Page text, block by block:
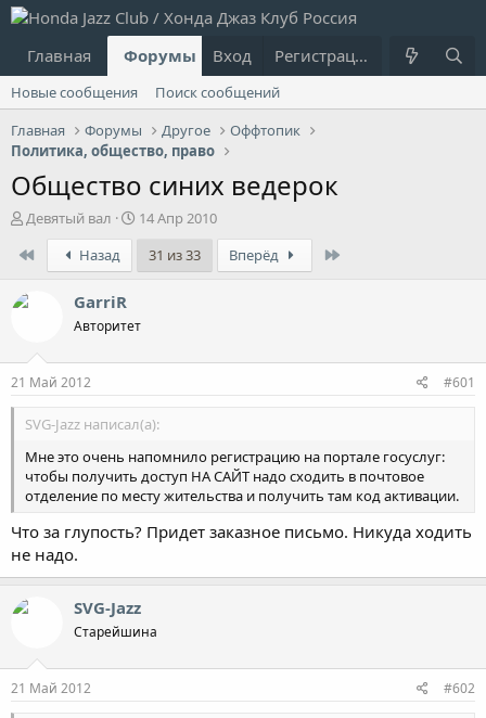
Главная Форумы Что нового?
Вход Регистрация
Новые сообщения
Поиск сообщений
Главная
Форумы Другое
Оффтопик
Политика, общество, право
Общество синих ведерок
А
т
р
т
ы
Девятый вал
Д
а
ч
14 Апр 2010
Назад 31 из 33 Вперёд
GarriR
Авторитет
21 Май 2012 #601
SVG-Jazz написал(а):
Мне это очень напомнило регистрацию на портале госуслуг:
чтобы получить доступ НА САЙТ надо сходить в почтовое
отделение по месту жительства и получить там код активации.
Что за глупость? Придет заказное письмо. Никуда ходить
не надо.
SVG-Jazz
Старейшина
21 Май 2012 #602